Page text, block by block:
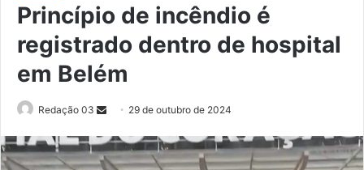
Princípio de incêndio é
registrado dentro de hospital
em Belém
Redação 03
Send
email
29 de outubro de 2024